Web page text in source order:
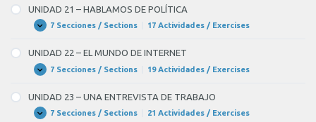
–
VAMOS
A
COCINAR
UNIDAD 21 – HABLAMOS DE POLÍTICA
Expandir
UNIDAD
–
HABLAMOS
DE
POLÍTICA
7 Secciones / Sections 17 Actividades / Exercises
UNIDAD 22 – EL MUNDO DE INTERNET
Expandir
UNIDAD
–
EL
MUNDO
7 Secciones / Sections 19 Actividades / Exercises
UNIDAD 23 – UNA ENTREVISTA DE TRABAJO
Expandir
UNIDAD7 Secciones / Sections 21 Actividades / Exercises